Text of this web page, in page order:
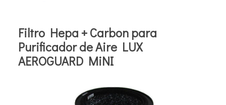
Filtro Hepa + Carbon para
Purificador de Aire LUX
AEROGUARD MiNI